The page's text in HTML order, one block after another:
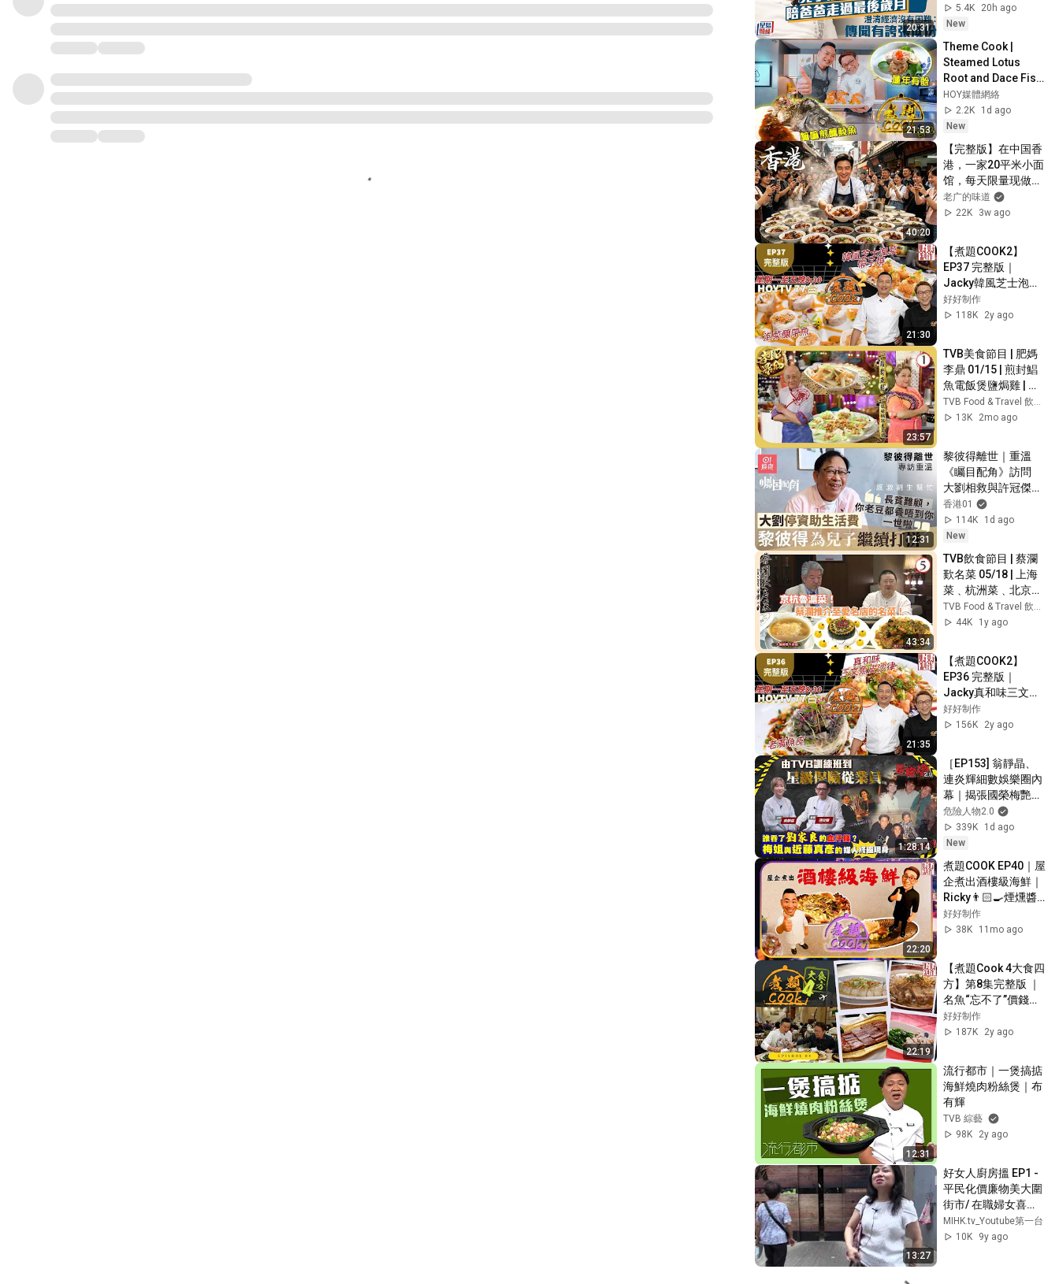
20:31
成份5.4K
20h ago
New
21:53
Theme Cook |
Steamed Lotus
Root and Dace Fish
Cake | Grandma's
Pan-Fried Stuffed
Dace Fish
HOY媒體網絡
2.2K
1d ago
New
40:20
【完整版】在中国香
港，一家20平米小面
馆，每天限量现做牛
杂，凌晨3点半依旧
座无虚席，秘诀竟藏
老广的味道
22K
3w ago
21:30
【煮題COOK2】
EP37 完整版｜
Jacky韓風芝士泡菜
帶子燒 ｜Ricky 泡菜
釀帶魚｜泡製新滋味
一至五晚8:30 PM｜
HOYTV 77台｜
好好制作
118K
2y ago
23:57
TVB美食節目 | 肥媽
李鼎 01/15 | 煎封鯧
魚電飯煲鹽焗雞 | 肥
媽 | 李家鼎 | 游嘉欣 |
粵語中字 | 2023 |
Meets Maria
TVB Food & Travel 飲食旅遊
13K
2mo ago
12:31
黎彼得離世｜重溫
《矚目配角》訪問
大劉相救與許冠傑決
裂仍欣賞｜01娛樂｜
黎彼得｜專訪｜香港
藝人
香港01
114K
1d ago
New
43:34
TVB飲食節目 | 蔡瀾
歎名菜 05/18 | 上海
菜﹑杭洲菜﹑北京菜
蔡瀾 | 蘇玉華 |
Amanda S. | 黃宇詩 |
TVB Food & Travel 飲食旅遊
44K
1y ago
21:35
【煮題COOK2】
EP36 完整版｜
Jacky真和味三文魚
皮沙律 ｜Ricky 老廣
魚皮｜魚皮超級棒｜
至五晚8:30 PM｜
HOYTV 77台｜
好好制作
156K
2y ago
1:28:14
［EP153] 翁靜晶、
連炎輝細數娛樂圈內
幕｜揭張國榮梅艷芳
等巨星秘聞｜誰吞了
劉家良的血汗錢｜梅
艷芳與近藤真彥的媒
人終極現身｜由TVB
訓練班到星級保險從
業員
危險人物2.0
339K
1d ago
New
22:20
煮題COOK EP40｜屋
企煮出酒樓級海鮮｜
Ricky👨🏻‍🍳煙燻醬
油漬黃花伴日式薯仔
沙律｜Jacky👨🏻‍🍳
煮家常菜｜星期一至
五晚8:30｜好好制作
｜HOY TV
好好制作
38K
11mo ago
22:19
【煮題Cook 4大食四
方】第8集完整版 ｜
名魚“忘不了”價錢令
你忘不了｜見識何謂
辟穀魚｜張錦祥
Jacky｜星期一至五
晚 8:30｜HOYTV 77
台
好好制作
187K
2y ago
12:31
流行都市｜一煲搞掂
海鮮燒肉粉絲煲｜布
有輝
TVB 綜藝
98K
2y ago
13:27
好女人廚房搵 EP1 -
平民化價廉物美大圍
街市/ 在職婦女喜
訊：大長鈞教你用
＄20雞煮好一個快捷
MIHK.tv_Youtube第一台
10K
9y ago